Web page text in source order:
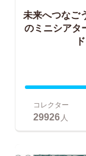
未来へつなご
のミニシアタ
コレクター
29926 人